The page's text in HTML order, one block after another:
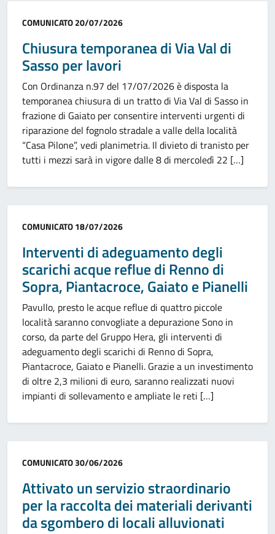
Categoria:
COMUNICATO20/07/2026
Chiusura temporanea di Via Val di
Sasso per lavori
Con Ordinanza n.97 del 17/07/2026 è disposta la
temporanea chiusura di un tratto di Via Val di Sasso in
frazione di Gaiato per consentire interventi urgenti di
riparazione del fognolo stradale a valle della località
“Casa Pilone”, vedi planimetria. Il divieto di tranisto per
tutti i mezzi sarà in vigore dalle 8 di mercoledì 22 […]
Categoria:
COMUNICATO18/07/2026
Interventi di adeguamento degli
scarichi acque reflue di Renno di
Sopra, Piantacroce, Gaiato e Pianelli
Pavullo, presto le acque reflue di quattro piccole
località saranno convogliate a depurazione Sono in
corso, da parte del Gruppo Hera, gli interventi di
adeguamento degli scarichi di Renno di Sopra,
Piantacroce, Gaiato e Pianelli. Grazie a un investimento
di oltre 2,3 milioni di euro, saranno realizzati nuovi
impianti di sollevamento e ampliate le reti […]
Categoria:
COMUNICATO30/06/2026
Attivato un servizio straordinario
per la raccolta dei materiali derivanti
da sgombero di locali alluvionati